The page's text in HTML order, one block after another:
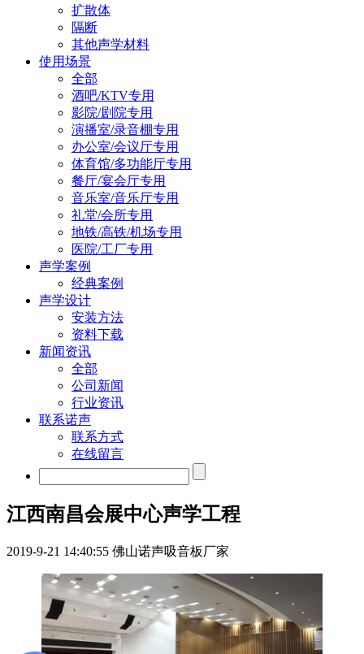
扩散体
隔断
其他声学材料
使用场景
全部
酒吧/KTV专用
影院/剧院专用
演播室/录音棚专用
办公室/会议厅专用
体育馆/多功能厅专用
餐厅/宴会厅专用
音乐室/音乐厅专用
礼堂/会所专用
地铁/高铁/机场专用
医院/工厂专用
声学案例
经典案例
声学设计
安装方法
资料下载
新闻资讯
全部
公司新闻
行业资讯
联系诺声
联系方式
在线留言
江西南昌会展中心声学工程
2019-9-21 14:40:55 佛山诺声吸音板厂家